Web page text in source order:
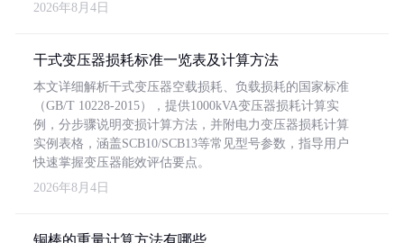
2026年8月4日
干式变压器损耗标准一览表及计算方法
本文详细解析干式变压器空载损耗、负载损耗的国家标准
（GB/T 10228-2015），提供1000kVA变压器损耗计算实
例，分步骤说明变损计算方法，并附电力变压器损耗计算
实例表格，涵盖SCB10/SCB13等常见型号参数，指导用户
快速掌握变压器能效评估要点。
2026年8月4日
铜棒的重量计算方法有哪些